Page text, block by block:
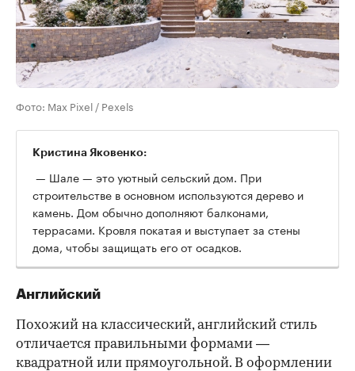
Фото: Max Pixel / Pexels
Кристина Яковенко:
— Шале — это уютный сельский дом. При
строительстве в основном используются дерево и
камень. Дом обычно дополняют балконами,
террасами. Кровля покатая и выступает за стены
дома, чтобы защищать его от осадков.
Английский
Похожий на классический, английский стиль
отличается правильными формами —
квадратной или прямоугольной. В оформлении